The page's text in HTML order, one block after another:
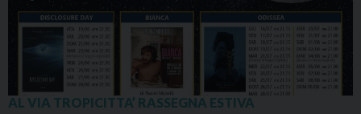
AL VIA TROPICITTA’ RASSEGNA ESTIVA